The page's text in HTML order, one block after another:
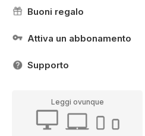
Buoni regalo
Attiva un abbonamento
Supporto
Leggi ovunque